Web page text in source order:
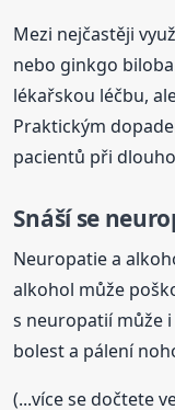
Mezi nejčastěji
nebo ginkgo
lékařskou léčbu,
Praktickým
pacientů při
Snáší se
Neuropatie a
alkohol může
s neuropatií může
bolest a pálení
(...více se dočtete